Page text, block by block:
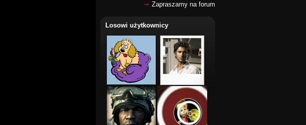
Zapraszamy na forum
Losowi użytkownicy